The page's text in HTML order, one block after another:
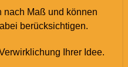
nach Maß und können
berücksichtigen.
Ihrer Idee.